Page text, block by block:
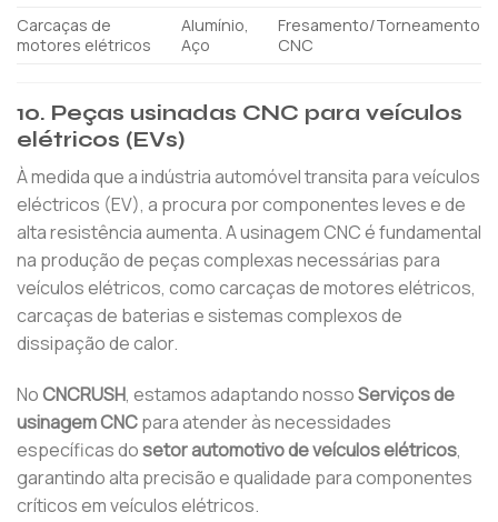
Carcaças de
motores elétricos
Alumínio,
Aço
Fresamento/Torneamento
CNC
10. Peças usinadas CNC para veículos
elétricos (EVs)
À medida que a indústria automóvel transita para veículos
eléctricos (EV), a procura por componentes leves e de
alta resistência aumenta. A usinagem CNC é fundamental
na produção de peças complexas necessárias para
veículos elétricos, como carcaças de motores elétricos,
carcaças de baterias e sistemas complexos de
dissipação de calor.
NoCNCRUSH, estamos adaptando nossoServiços de
usinagem CNCpara atender às necessidades
específicas dosetor automotivo de veículos elétricos,
garantindo alta precisão e qualidade para componentes
críticos em veículos elétricos.